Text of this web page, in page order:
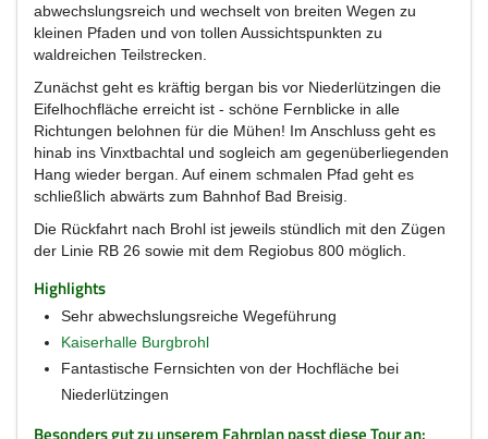
abwechslungsreich und wechselt von breiten Wegen zu
kleinen Pfaden und von tollen Aussichtspunkten zu
waldreichen Teilstrecken.
Zunächst geht es kräftig bergan bis vor Niederlützingen die
Eifelhochfläche erreicht ist - schöne Fernblicke in alle
Richtungen belohnen für die Mühen! Im Anschluss geht es
hinab ins Vinxtbachtal und sogleich am gegenüberliegenden
Hang wieder bergan. Auf einem schmalen Pfad geht es
schließlich abwärts zum Bahnhof Bad Breisig.
Die Rückfahrt nach Brohl ist jeweils stündlich mit den Zügen
der Linie RB 26 sowie mit dem Regiobus 800 möglich.
Highlights
Sehr abwechslungsreiche Wegeführung
Kaiserhalle Burgbrohl
Fantastische Fernsichten von der Hochfläche bei
Niederlützingen
Besonders gut zu unserem Fahrplan passt diese Tour an: